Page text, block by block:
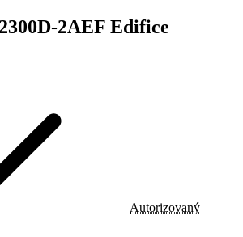
2AEF Edifice
Autorizovaný